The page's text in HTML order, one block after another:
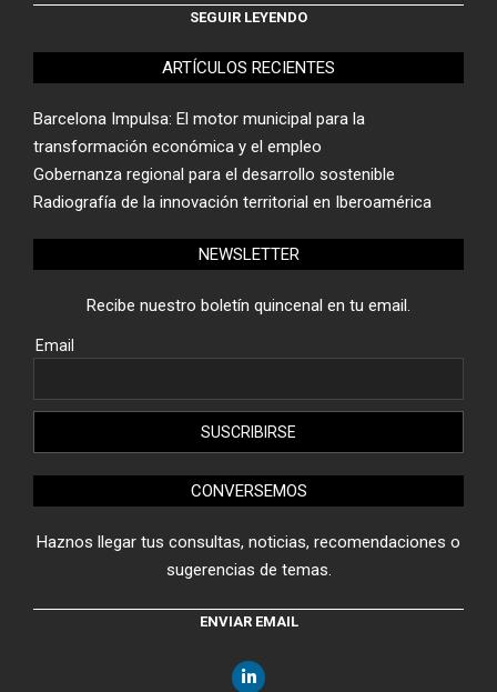
SEGUIR LEYENDO
ARTÍCULOS RECIENTES
Barcelona Impulsa: El motor municipal para la
transformación económica y el empleo
Gobernanza regional para el desarrollo sostenible
Radiografía de la innovación territorial en Iberoamérica
NEWSLETTER
Recibe nuestro boletín quincenal en tu email.
Email
CONVERSEMOS
Haznos llegar tus consultas, noticias, recomendaciones o
sugerencias de temas.
ENVIAR EMAIL